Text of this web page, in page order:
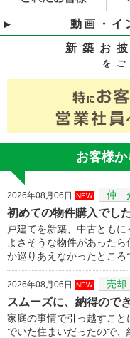
動画・イ
新築お
を
お客様
2026年08月06日 NEW 仲
初めての物件購入でし
戸建てを新築、中古ともに
よさそうな物件があった
か巡りあえなかったところ
2026年08月06日 NEW 売却
スムーズに、納得ので
家庭の事情で引っ越すこ
でいた住まいだったので